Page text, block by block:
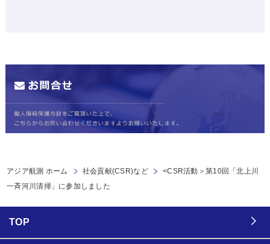
アジア航測 ホーム 社会貢献(CSR)など
<CSR活動＞第10回「北上川
一斉河川清掃」に参加しました
TOP